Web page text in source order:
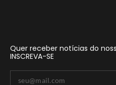
Quer receber notícias do
INSCREVA-SE